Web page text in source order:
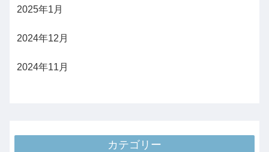
2025年1月
2024年12月
2024年11月
カテゴリー